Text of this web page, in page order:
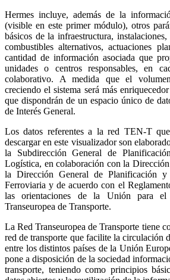
Hermes incluye, además de la
(visible en este primer módulo), otros
básicos de la infraestructura,
combustibles alternativos, actuaciones
cantidad de información asociada que
unidades o centros responsables, en
colaborativo. A medida que el
creciendo el sistema será más
que dispondrán de un espacio único de
de Interés General.
Los datos referentes a la red TEN-T
descargar en este visualizador son
la Subdirección General de
Logística, en colaboración con la
la Dirección General de Planificación
Ferroviaria y de acuerdo con el
las orientaciones de la Unión para
Transeuropea de Transporte.
La Red Transeuropea de Transporte tiene
red de transporte que facilite la circulación
entre los distintos países de la Unión
pone a disposición de la sociedad
transporte, teniendo como principios